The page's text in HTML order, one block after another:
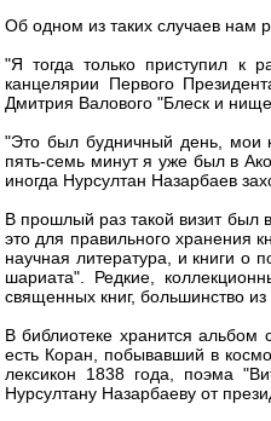
Об одном из таких случаев нам
"Я тогда только приступил к
канцелярии Первого
Дмитрия Валового "Блеск и
"Это был будничный день, мои
пять-семь минут я уже был в
иногда Нурсултан Назарбаев
В прошлый раз такой визит был
это для правильного хранения
научная литература, и книги о
шариата". Редкие,
священных книг, большинство
В библиотеке хранится
есть Коран, побывавший в
лексикон 1838 года, поэма
Нурсултану Назарбаеву от